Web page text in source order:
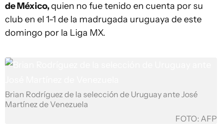
de México,quien no fue tenido en cuenta por su
club en el 1-1 de la madrugada uruguaya de este
domingo por la Liga MX.
Brian Rodríguez de la selección de Uruguay ante José
Martínez de Venezuela
FOTO: AFP